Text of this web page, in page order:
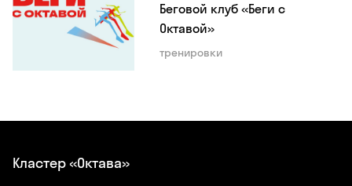
Беговой клуб «Беги с
Октавой»
тренировки
Кластер «Октава»